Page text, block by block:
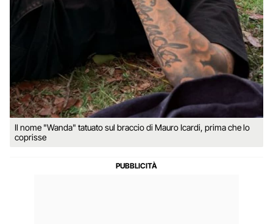
Il nome "Wanda" tatuato sul braccio di Mauro Icardi, prima che lo
coprisse